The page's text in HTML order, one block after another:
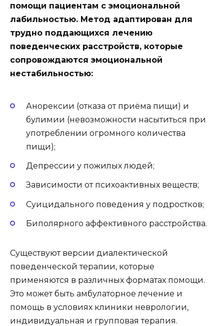
помощи пациентам с эмоциональной
лабильностью. Метод адаптирован для
трудно поддающихся лечению
поведенческих расстройств, которые
сопровождаются эмоциональной
нестабильностью:
Анорексии (отказа от приёма пищи) и
булимии (невозможности насытиться при
употреблении огромного количества
пищи);
Депрессии у пожилых людей;
Зависимости от психоактивных веществ;
Суицидального поведения у подростков;
Биполярного аффективного расстройства.
Существуют версии диалектической
поведенческой терапии, которые
применяются в различных форматах помощи.
Это может быть амбулаторное лечение и
помощь в условиях клиники неврологии,
индивидуальная и групповая терапия.